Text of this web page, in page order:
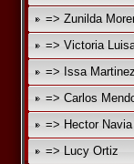
=> Zunilda
=> Victoria
=> Issa
=> Carlos
=> Hector Navia
=> Lucy Ortiz